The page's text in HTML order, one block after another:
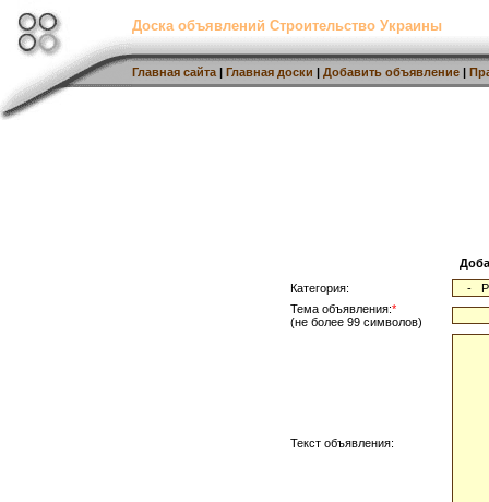
Доска объявлений Строительство Украины
Главная сайта | Главная доски | Добавить объявление |
Категория:
Тема объявления:*
(не более 99 символов)
Текст объявления: